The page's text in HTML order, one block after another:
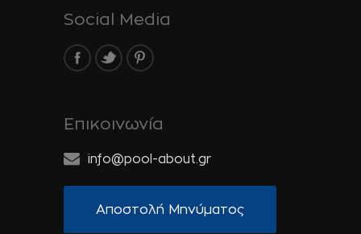
Social Media
Επικοινωνία
info@pool-about.gr
Αποστολή Μηνύματος